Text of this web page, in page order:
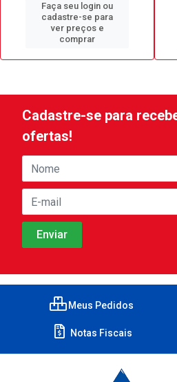
Faça seu login ou
cadastre-se para
ver preços e
comprar
Cadastre-se para
ofertas!
Meus Pedidos
Notas Fiscais